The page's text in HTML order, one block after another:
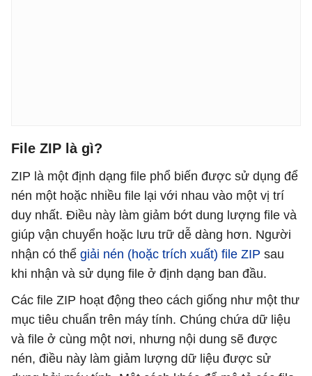
File ZIP là gì?
ZIP là một định dạng file phổ biến được sử dụng để
nén một hoặc nhiều file lại với nhau vào một vị trí
duy nhất. Điều này làm giảm bớt dung lượng file và
giúp vận chuyển hoặc lưu trữ dễ dàng hơn. Người
nhận có thể giải nén (hoặc trích xuất) file ZIP sau
khi nhận và sử dụng file ở định dạng ban đầu.
Các file ZIP hoạt động theo cách giống như một thư
mục tiêu chuẩn trên máy tính. Chúng chứa dữ liệu
và file ở cùng một nơi, nhưng nội dung sẽ được
nén, điều này làm giảm lượng dữ liệu được sử